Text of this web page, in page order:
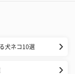
犬ネコ10選